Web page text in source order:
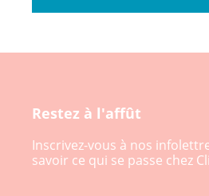
Restez à l'affût
Inscrivez-vous à nos
savoir ce qui se passe chez